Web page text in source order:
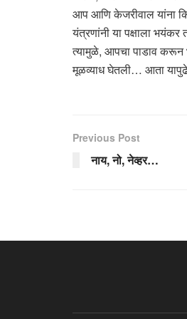
आप आणि केजरीवाल यांना
यंत्रणांनी या पक्षाला भयंकर
त्यामुळे, आपचा पाडाव करून
मूळव्याध घेतली… आता यापुढे
Previous Post
नाय, नो, नेव्हर…